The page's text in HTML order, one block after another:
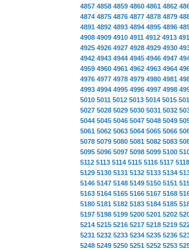
4857 4858 4859 4860 4861 4862
4874 4875 4876 4877 4878 4879
4891 4892 4893 4894 4895 4896
4908 4909 4910 4911 4912 4913
4925 4926 4927 4928 4929 4930
4942 4943 4944 4945 4946 4947
4959 4960 4961 4962 4963 4964
4976 4977 4978 4979 4980 4981
4993 4994 4995 4996 4997 4998
5010 5011 5012 5013 5014 5015
5027 5028 5029 5030 5031 5032
5044 5045 5046 5047 5048 5049
5061 5062 5063 5064 5065 5066
5078 5079 5080 5081 5082 5083
5095 5096 5097 5098 5099 5100
5112 5113 5114 5115 5116 5117 5118
5129 5130 5131 5132 5133 5134
5146 5147 5148 5149 5150 5151
5163 5164 5165 5166 5167 5168
5180 5181 5182 5183 5184 5185
5197 5198 5199 5200 5201 5202
5214 5215 5216 5217 5218 5219
5231 5232 5233 5234 5235 5236
5248 5249 5250 5251 5252 5253